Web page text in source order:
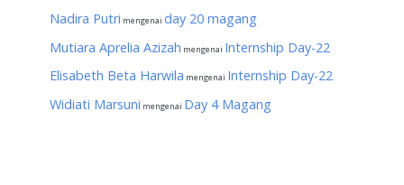
Nadira Putri mengenai day 20 magang
Mutiara Aprelia Azizah mengenai Internship Day-22
Elisabeth Beta Harwila mengenai Internship Day-22
Widiati Marsuni mengenai Day 4 Magang